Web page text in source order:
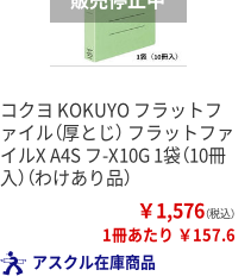
コクヨ KOKUYO フラットフ
ァイル（厚とじ） フラットファ
イルX A4S フ-X10G 1袋（10冊
入）（わけあり品）
￥1,576（税込）
1冊あたり ￥157.6
アスクル在庫商品